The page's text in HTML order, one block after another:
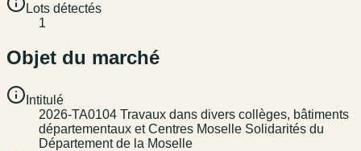
Lots détectés
1
Objet du marché
Intitulé
2026-TA0104 Travaux dans divers collèges, bâtiments
départementaux et Centres Moselle Solidarités du
Département de la Moselle